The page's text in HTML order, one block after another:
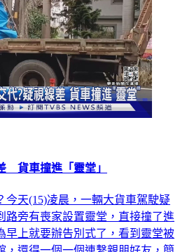
貨車撞進「靈堂」
今天(15)凌晨，一輛大貨車駕駛疑
路旁有喪家設置靈堂，直接撞了進
早上就要辦告別式了，看到靈堂被